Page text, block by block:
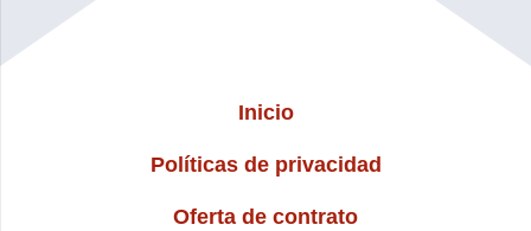
Inicio
Políticas de privacidad
Oferta de contrato